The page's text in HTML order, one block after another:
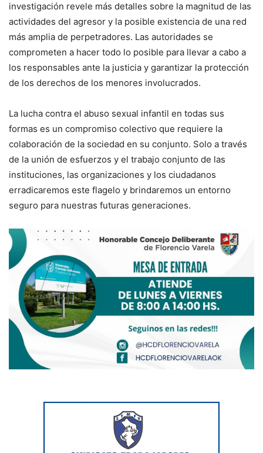
investigación revele más detalles sobre la magnitud de las
actividades del agresor y la posible existencia de una red
más amplia de perpetradores. Las autoridades se
comprometen a hacer todo lo posible para llevar a cabo a
los responsables ante la justicia y garantizar la protección
de los derechos de los menores involucrados.
La lucha contra el abuso sexual infantil en todas sus
formas es un compromiso colectivo que requiere la
colaboración de la sociedad en su conjunto. Solo a través
de la unión de esfuerzos y el trabajo conjunto de las
instituciones, las organizaciones y los ciudadanos
erradicaremos este flagelo y brindaremos un entorno
seguro para nuestras futuras generaciones.